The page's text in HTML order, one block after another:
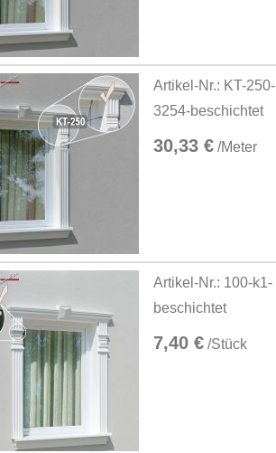
Artikel-Nr.: KT-250-
3254-beschichtet
30,33 € /Meter
Artikel-Nr.: 100-k1-
beschichtet
7,40 € /Stück